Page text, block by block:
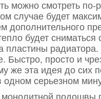
можно смотреть по-
случае будет
дополнительного
будет сниматься
пластины
Быстро, просто и
же эта идея до сих
серьезном